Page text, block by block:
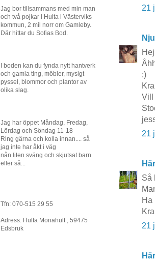
21
:)
Vill
21
Så
Ha
21
Jag bor tillsammans med min man
och två pojkar i Hulta i Västerviks
kommun, 2 mil norr om Gamleby.
Där hittar du Sofias Bod.
I boden kan du fynda nytt hantverk
och gamla ting, möbler, mysigt
pyssel, blommor och plantor av
olika slag.
Jag har öppet Måndag, Fredag,
Lördag och Söndag 11-18
Ring gärna och kolla innan.... så
jag inte har åkt i väg
nån liten sväng och skjutsat barn
eller så...
Tfn: 070-515 29 55
Adress: Hulta Monahult , 59475
Edsbruk